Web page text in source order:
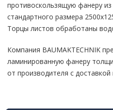
противоскользящую фанеру
стандартного размера
Торцы листов обработаны
Компания BAUMAKTECHNIK
ламинированную фанеру
от производителя с доставкой